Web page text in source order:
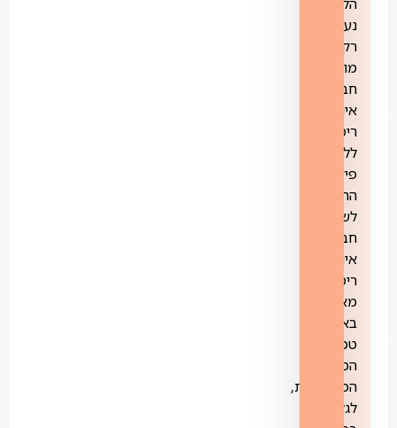
נעשית
רק
מול
חברת
אינטרנט
רימון,
ללא
פיצול
החבילה
לשתי
חברות).
אינטרנט
רימון
מאפשרת,
באמצעות
טכנולוגיית
הסינון
המתקדמת,
לגלוש